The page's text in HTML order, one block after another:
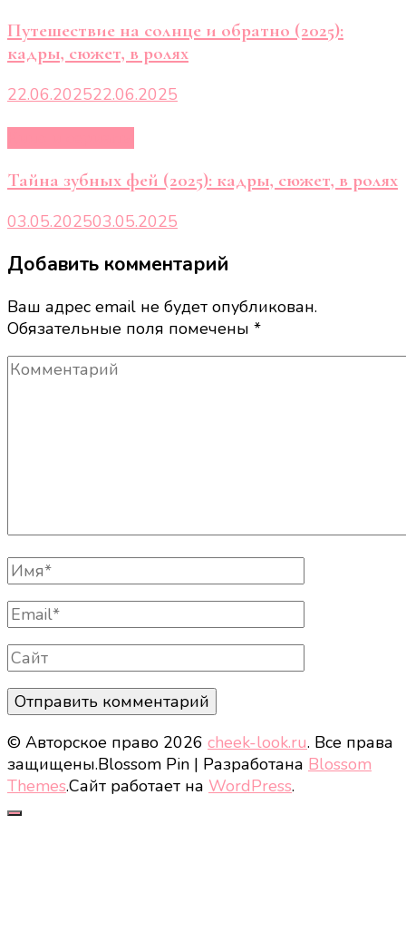
Путешествие на солнце и обратно (2025):
кадры, сюжет, в ролях
22.06.202522.06.2025
Тайна зубных фей (2025): кадры, сюжет, в ролях
03.05.202503.05.2025
Добавить комментарий
Ваш адрес email не будет опубликован.
Обязательные поля помечены *
Комментарий
Полное
Имя
Email
Сайт
© Авторское право 2026 cheek-look.ru. Все права
защищены.Blossom Pin | Разработана Blossom
Themes.Сайт работает на WordPress.